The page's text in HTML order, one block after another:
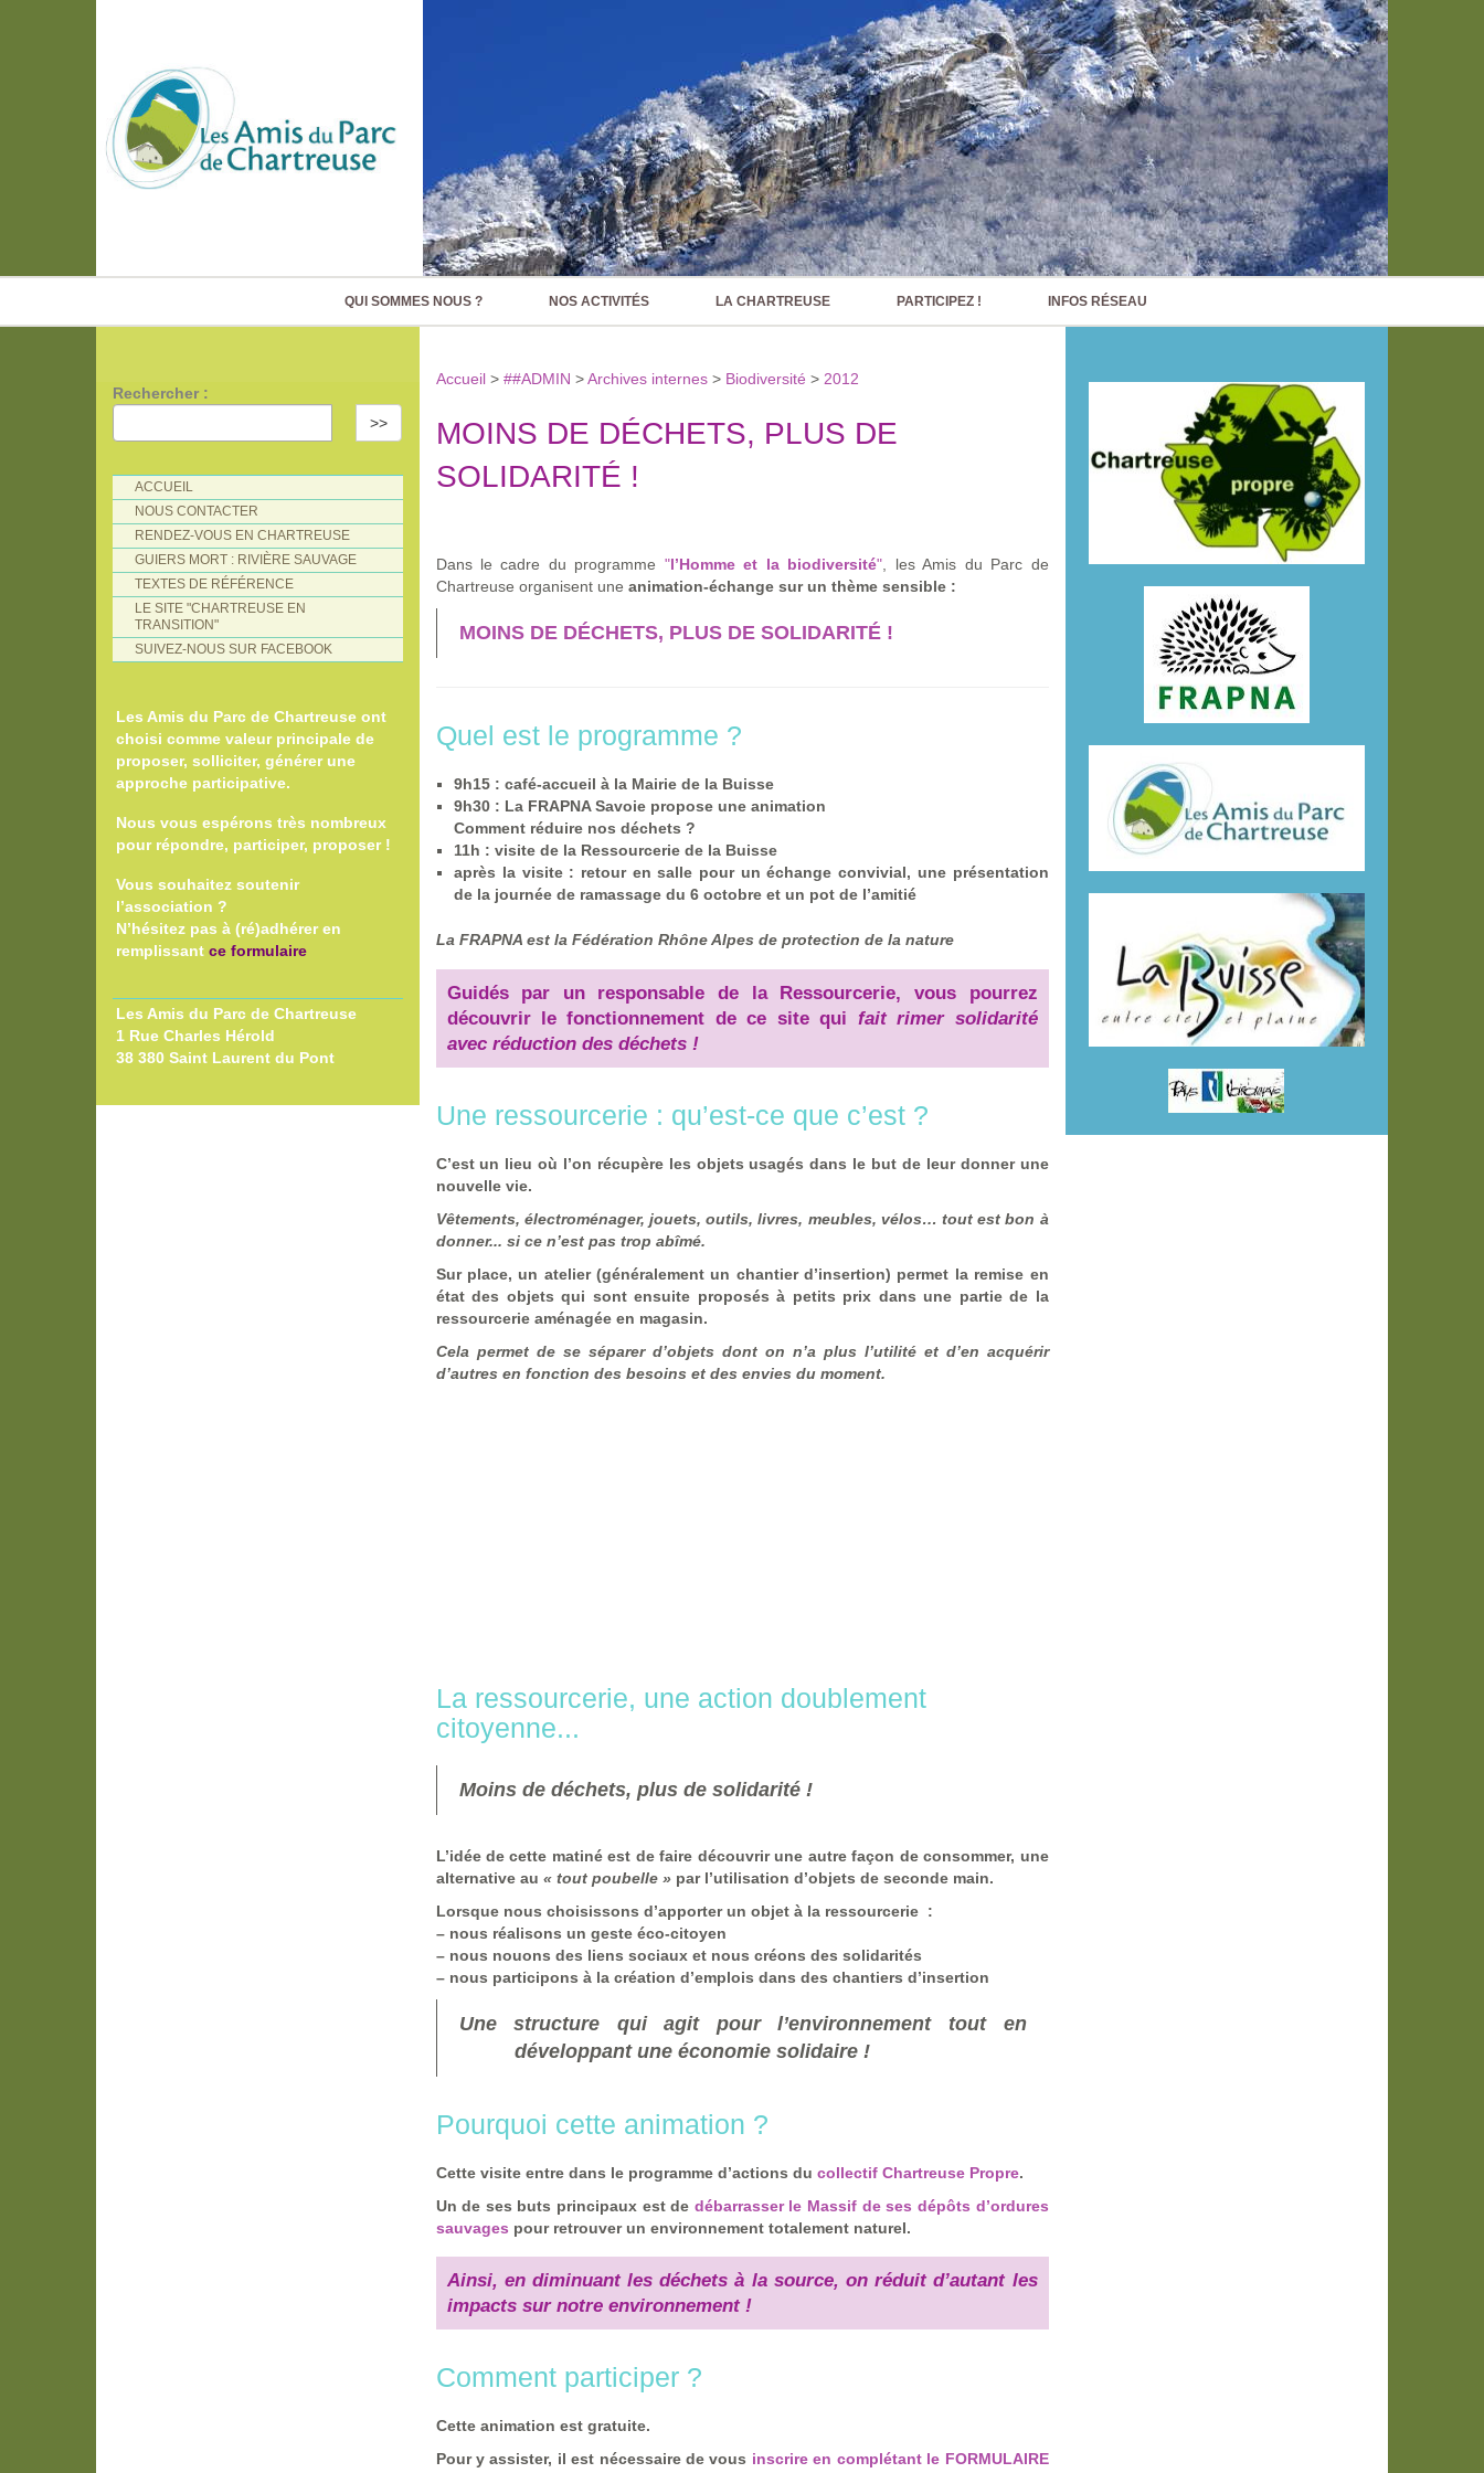
QUI SOMMES NOUS ? NOS ACTIVITÉS LA CHARTREUSE PARTICIPEZ ! INFOS RÉSEAU
Accueil > ##ADMIN >Archives internes> Biodiversité > 2012
MOINS DE DÉCHETS, PLUS DE
SOLIDARITÉ !
Dans le cadre du programme "l’Homme et la biodiversité" , les Amis du Parc de
Chartreuse organisent une animation-échange sur un thème sensible :
MOINS DE DÉCHETS, PLUS DE SOLIDARITÉ !
Quel est le programme ?
9h15 :café-accueil à la Mairie de la Buisse
9h30 : La FRAPNA Savoie propose une animation
Comment réduire nos déchets ?
11h : visite de la Ressourcerie de la Buisse
après la visite : retour en salle pour unéchange convivial, une présentation
de la journée de ramassage du 6 octobreet un pot de l’amitié
La FRAPNA est la Fédération Rhône Alpes de protection de la nature
Guidés par un responsable de la Ressourcerie, vous pourrez
découvrir le fonctionnement de ce site qui fait rimer solidarité
avec réduction des déchets !
Une ressourcerie : qu’est-ce que c’est ?
C’est un lieu où l’on récupère les objets usagés dans le but de leur donner une
nouvelle vie.
Vêtements, électroménager, jouets, outils, livres, meubles, vélos… tout est bon à
donner... si ce n’est pas trop abîmé.
Sur place, un atelier (généralement un chantier d’insertion) permet la remise en
état des objets qui sont ensuite proposés à petits prix dans une partie de la
ressourcerie aménagée en magasin.
Cela permet de se séparer d’objets dont on n’a plus l’utilité et d’en acquérir
d’autres en fonction des besoins et des envies du moment.
La ressourcerie, une action doublement
citoyenne...
Moins de déchets, plus de solidarité !
L’idée de cette matiné est de faire découvrir une autre façon de consommer, une
alternative au « tout poubelle »par l’utilisation d’objets de seconde main.
Lorsque nous choisissons d’apporter un objet à la ressourcerie :
–nous réalisons un geste éco-citoyen
–nous nouons des liens sociaux et nous créons des solidarités
–nous participons à la création d’emplois dans des chantiers d’insertion
Une structure qui agit pour l’environnement tout en
développant une économie solidaire !
Pourquoi cette animation ?
Cette visite entre dans le programme d’actions du collectif Chartreuse Propre.
Un de ses buts principaux est de débarrasser le Massif de ses dépôts d’ordures
sauvages pour retrouver un environnement totalement naturel.
Ainsi, en diminuant les déchets à la source, on réduit d’autant les
impacts sur notre environnement !
Comment participer ?
Cette animation est gratuite.
Pour y assister, il est nécessaire de vous inscrire en complétant le FORMULAIRE
Rechercher :
>>
ACCUEIL
NOUS CONTACTER
RENDEZ-VOUS EN CHARTREUSE
GUIERS MORT : RIVIÈRE SAUVAGE
TEXTES DE RÉFÉRENCE
LE SITE "CHARTREUSE EN
TRANSITION"
SUIVEZ-NOUS SUR FACEBOOK
Les Amis du Parc de Chartreuse ont
choisi comme valeur principale de
proposer, solliciter, générer une
approche participative.
Nous vous espérons très nombreux
pour répondre, participer, proposer !
Vous souhaitez soutenir
l’association ?
N’hésitez pas à (ré)adhérer en
remplissant ce formulaire
Les Amis du Parc de Chartreuse
1 Rue Charles Hérold
38 380 Saint Laurent du Pont